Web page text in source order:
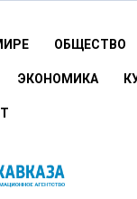
ОБЩЕСТВО
ЭКОНОМИКА